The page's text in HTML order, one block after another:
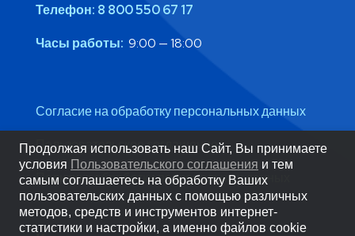
Телефон: 8 800 550 67 17
Часы работы: 9:00 — 18:00
Согласие на обработку персональных данных
Пользовательское соглашение
Политика обработки персональных данных
Продолжая использовать наш Сайт, Вы принимаете
условия Пользовательского соглашения и тем
самым соглашаетесь на обработку Ваших
пользовательских данных с помощью различных
методов, средств и инструментов интернет-
статистики и настройки, а именно файлов cookie